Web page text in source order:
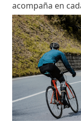
acompaña en